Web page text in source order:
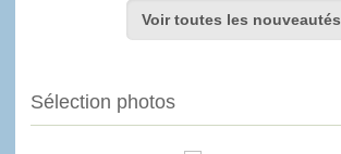
Voir toutes les nouveautés
Sélection photos